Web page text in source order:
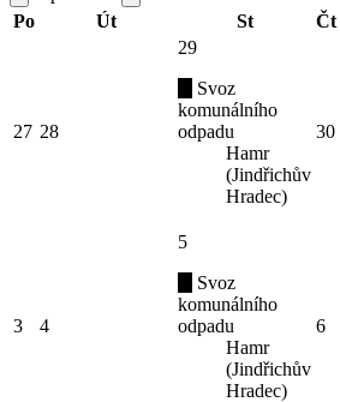
Po
Út St Čt
27 28
29
Svoz
komunálního
odpadu
Hamr
(Jindřichův
Hradec)
30
3 4
5
Svoz
komunálního
odpadu
Hamr
(Jindřichův
Hradec)
6